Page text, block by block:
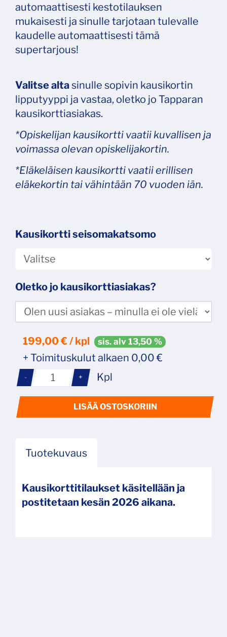
automaattisesti kestotilauksen
mukaisesti ja sinulle tarjotaan tulevalle
kaudelle automaattisesti tämä
supertarjous!
Valitse altasinulle sopivin kausikortin
lipputyyppi ja vastaa, oletko jo Tapparan
kausikorttiasiakas.
*Opiskelijan kausikortti vaatii kuvallisen ja
voimassa olevan opiskelijakortin.
*Eläkeläisen kausikortti vaatii erillisen
eläkekortin tai vähintään 70 vuoden iän.
Oletko jo kausikorttiasiakas?
Kausikortti seisomakatsomo
199,00€ / kpl sis. alv 13,50 %
+ Toimituskulut alkaen 0,00 €
- + Kpl
LISÄÄ OSTOSKORIIN
Tuotekuvaus
Kausikorttitilaukset käsitellään ja
postitetaan kesän 2026 aikana.